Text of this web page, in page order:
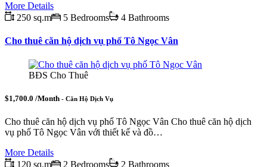
More Details
250 sq.m
5 Bedrooms 4 Bathrooms
Cho thuê căn hộ dịch vụ phố Tô Ngọc Vân
BĐS Cho Thuê
$1,700.0 /Month - Căn Hộ Dịch Vụ
Cho thuê căn hộ dịch vụ phố Tô Ngọc Vân Cho thuê căn hộ dịch
vụ phố Tô Ngọc Vân với thiết kế và đồ…
More Details
120 sq.m
2 Bedrooms 2 Bathrooms